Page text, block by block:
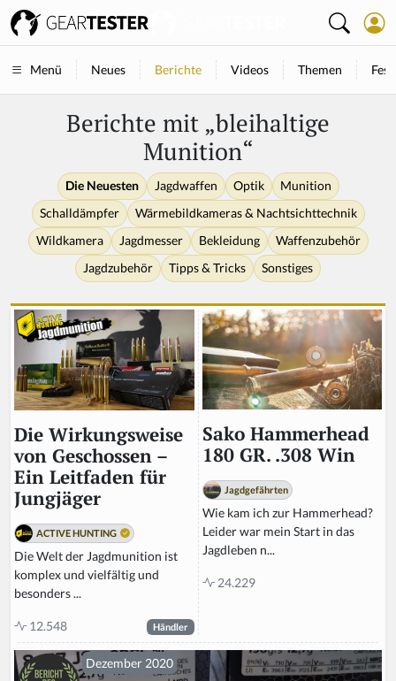
Menü Neues Berichte Videos Themen
Berichte mit „bleihaltige
Munition“
Die Neuesten Jagdwaffen Optik
Munition
Schalldämpfer
Wärmebildkameras & Nachtsichttechnik
Wildkamera
Jagdmesser Bekleidung
Waffenzubehör
Jagdzubehör
Tipps & Tricks Sonstiges
Die Wirkungsweise
von Geschossen –
Ein Leitfaden für
Jungjäger
ACTIVE HUNTING
Die Welt der Jagdmunition ist
komplex und vielfältig und
besonders ...
12.548 Händler
Sako Hammerhead
180 GR. .308 Win
Jagdgefährten
Wie kam ich zur Hammerhead?
Leider war mein Start in das
Jagdleben n...
24.229
Dezember 2020